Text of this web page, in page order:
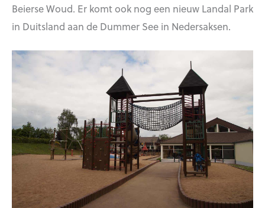
Beierse Woud. Er komt ook nog een nieuw Landal Park
in Duitsland aan de Dummer See in Nedersaksen.